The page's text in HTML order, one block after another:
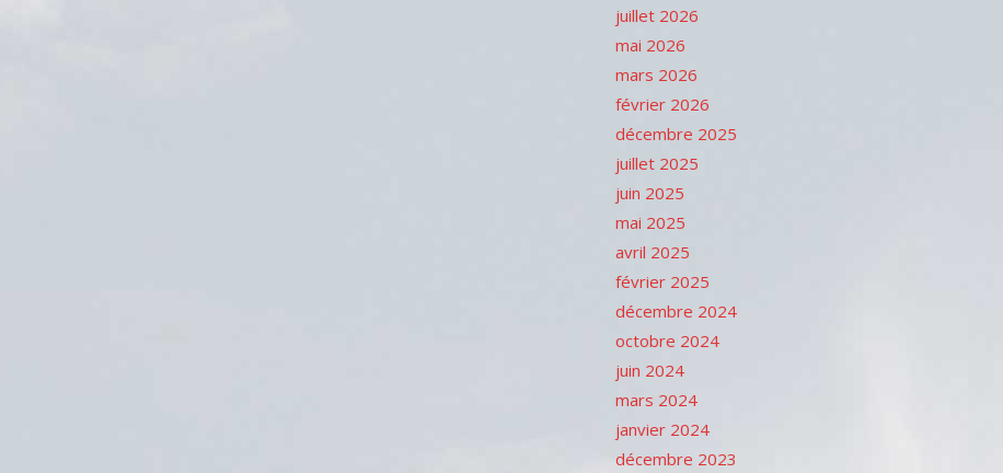
juillet 2026
mai 2026
mars 2026
février 2026
décembre 2025
juillet 2025
juin 2025
mai 2025
avril 2025
février 2025
décembre 2024
octobre 2024
juin 2024
mars 2024
janvier 2024
décembre 2023